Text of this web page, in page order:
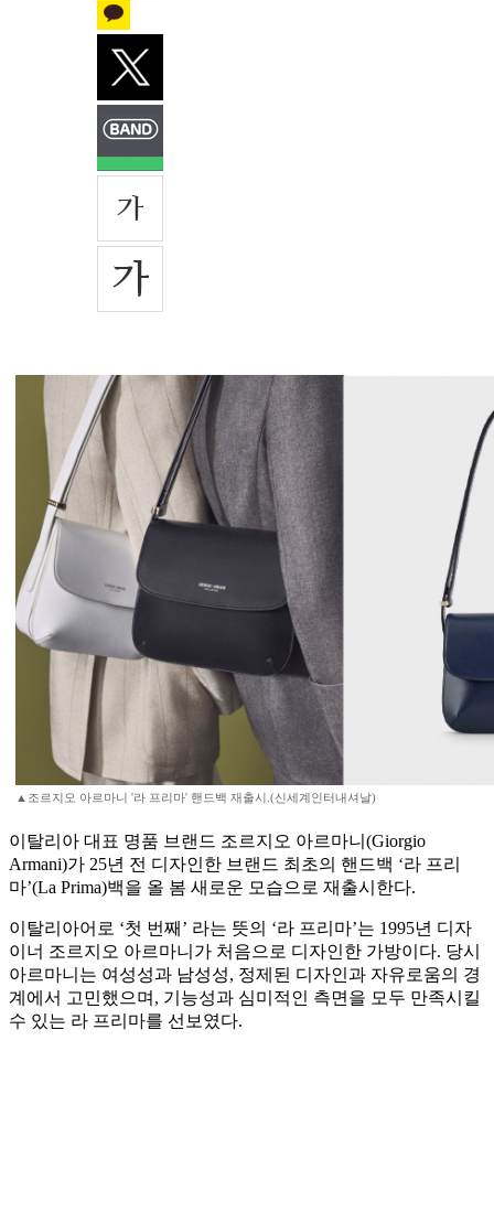
▲조르지오 아르마니 '라 프리마' 핸드백 재출시.(신세계인터내셔날)
이탈리아 대표 명품 브랜드 조르지오 아르마니(Giorgio
Armani)가 25년 전 디자인한 브랜드 최초의 핸드백 ‘라 프리
마’(La Prima)백을 올 봄 새로운 모습으로 재출시한다.
이탈리아어로 ‘첫 번째’ 라는 뜻의 ‘라 프리마’는 1995년 디자
이너 조르지오 아르마니가 처음으로 디자인한 가방이다. 당시
아르마니는 여성성과 남성성, 정제된 디자인과 자유로움의 경
계에서 고민했으며, 기능성과 심미적인 측면을 모두 만족시킬
수 있는 라 프리마를 선보였다.